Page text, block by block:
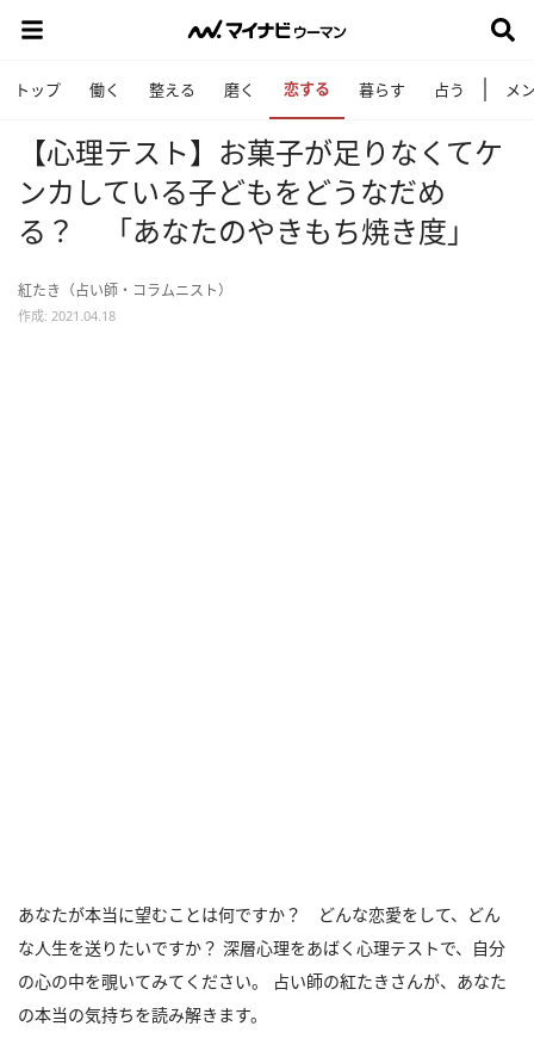
トップ 働く 整える 磨く 恋する 暮らす 占う メ
【心理テスト】お菓子が足りなくてケ
ンカしている子どもをどうなだめ
る？ 「あなたのやきもち焼き度」
紅たき（占い師・コラムニスト）
作成: 2021.04.18
あなたが本当に望むことは何ですか？ どんな恋愛をして、どん
な人生を送りたいですか？ 深層心理をあばく心理テストで、自分
の心の中を覗いてみてください。 占い師の紅たきさんが、あなた
の本当の気持ちを読み解きます。